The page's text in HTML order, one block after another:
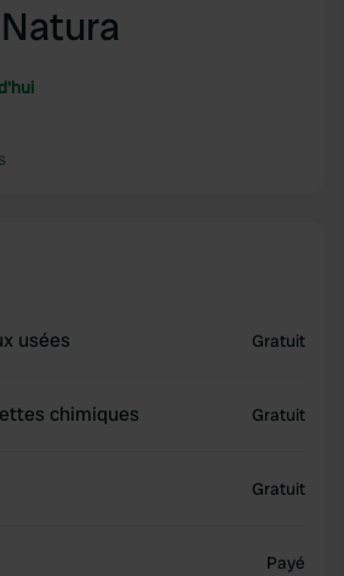
usées Gratuit
chimiques Gratuit
Gratuit
Payé